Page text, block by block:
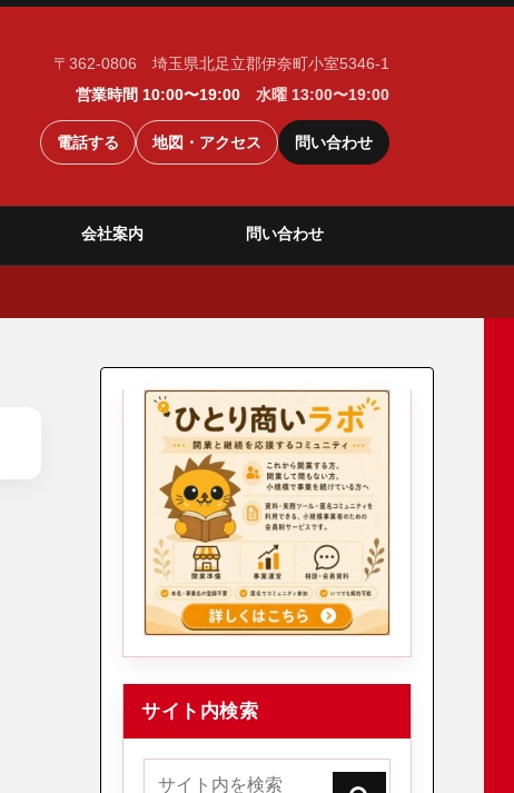
〒362-0806 埼玉県北足立郡伊奈町小室5346-1
営業時間 10:00〜19:00 水曜 13:00〜19:00
電話する 地図・アクセス 問い合わせ
会社案内 問い合わせ
サイト内検索